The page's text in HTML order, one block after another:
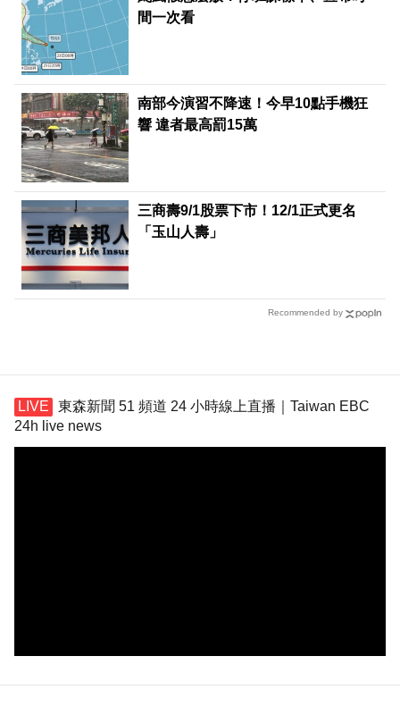
間一次看
南部今演習不降速！今早10點手機狂
響 違者最高罰15萬
三商壽9/1股票下市！12/1正式更名
「玉山人壽」
Recommended by
東森新聞 51 頻道 24 小時線上直播｜Taiwan EBC
24h live news